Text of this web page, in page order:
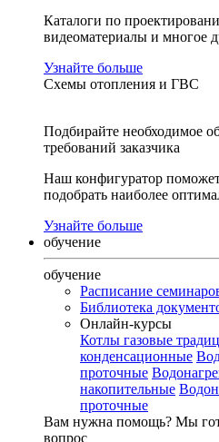
Каталоги по
видеоматериалы и многое
Узнайте больше
Схемы отопления и ГВС
Подбирайте необходимое
требований заказчика
Наш конфигуратор
подобрать наиболее
Узнайте больше
обучение
обучение
Расписание
Библиотека
Онлайн-курсы
Котлы газовые
конденсационные
проточные
накопительные
проточные
Вам нужна помощь? Мы
вопрос